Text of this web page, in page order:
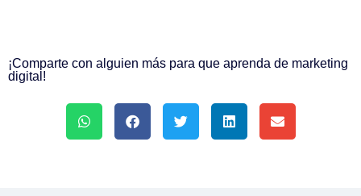
¡Comparte con alguien más para que aprenda de marketing
digital!